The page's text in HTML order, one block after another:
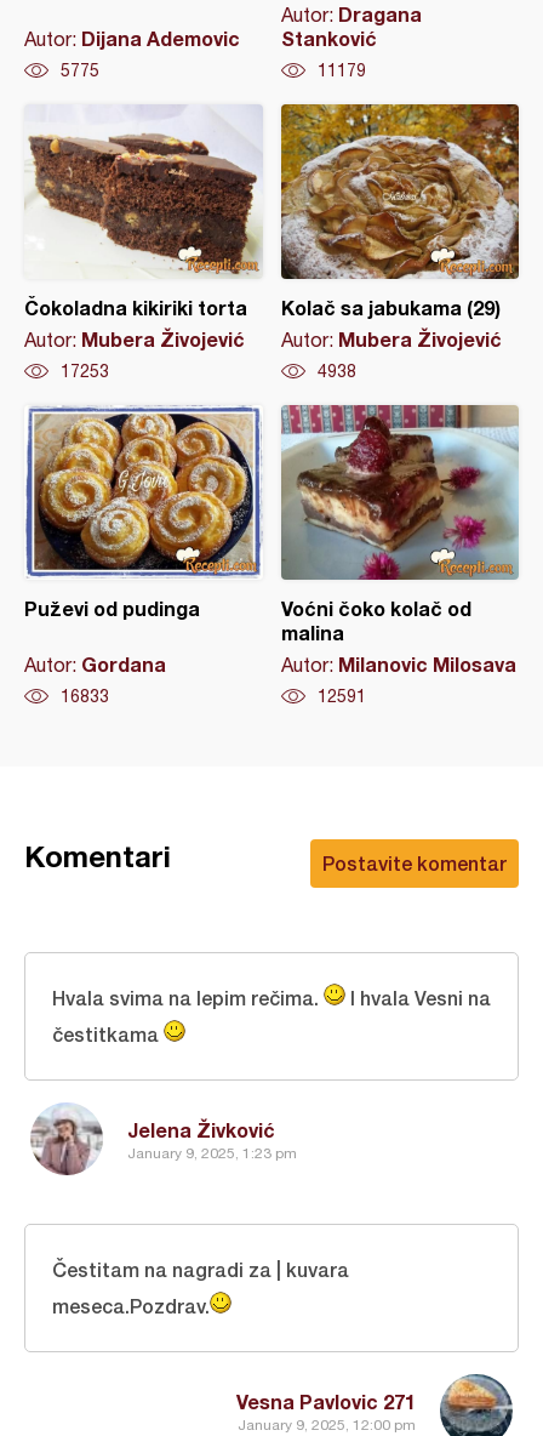
Autor: Dijana Ademovic
5775
Autor: Dragana
Stanković
11179
Čokoladna kikiriki torta
Autor: Mubera Živojević
17253
Kolač sa jabukama (29)
Autor: Mubera Živojević
4938
Puževi od pudinga
Autor: Gordana
16833
Voćni čoko kolač od
malina
Autor: Milanovic Milosava
12591
Postavite komentar
Komentari
Jelena Živković
January 9, 2025, 1:23 pm
Hvala svima na lepim rečima.
I hvala Vesni na
čestitkama
Vesna Pavlovic 271
January 9, 2025, 12:00 pm
Čestitam na nagradi za | kuvara
meseca.Pozdrav.